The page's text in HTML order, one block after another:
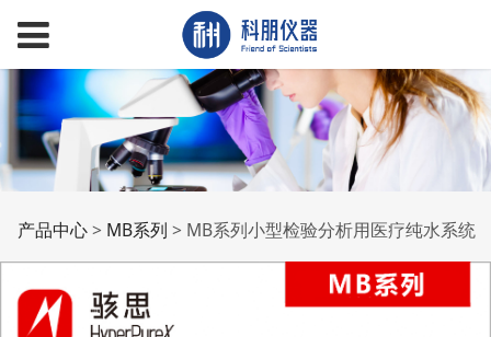
MB系列小型检验分析用
医疗纯水系统
产品中心> MB系列 > MB系列小型检验分析用医疗纯水系统